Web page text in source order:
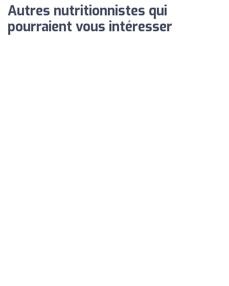
Autres nutritionnistes qui
pourraient vous intéresser